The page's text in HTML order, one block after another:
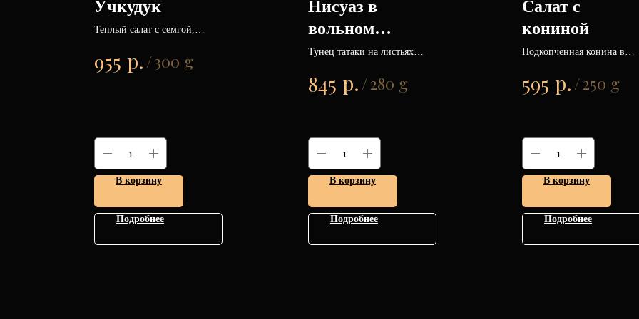
Учкудук
Теплый салат с семгой,
яблоком.
955 р. /300 g
В корзину
Подробнее
Нисуаз в
вольном
исполнении
Тунец татаки на листьях
и перепелиное яйцо.
845 р. /280 g
В корзину
Подробнее
Салат с
кониной
Подкопченная конина в
сочетании свежих овощей,
кинзы, зелени и
595 р. /250 g
В корзину
Подробнее